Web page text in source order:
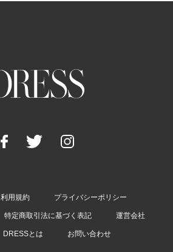
利用規約 プライバシーポリシー
特定商取引法に基づく表記 運営会社
DRESSとは お問い合わせ